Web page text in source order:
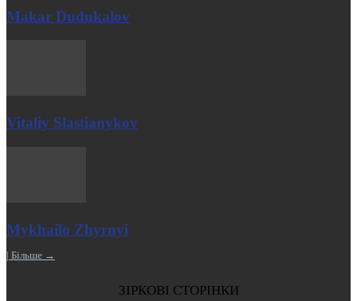
Makar Dudukalov
Vitaliy Slastianykov
Mykhailo Zhyrnyi
| Більше →
ЗІРКОВІ СТОРІНКИ